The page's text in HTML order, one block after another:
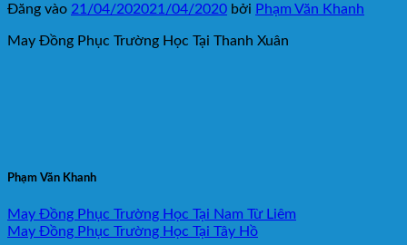
Đăng vào 21/04/202021/04/2020 bởi Phạm Văn Khanh
May Đồng Phục Trường Học Tại Thanh Xuân
Phạm Văn Khanh
May Đồng Phục Trường Học Tại Nam Từ Liêm
May Đồng Phục Trường Học Tại Tây Hồ